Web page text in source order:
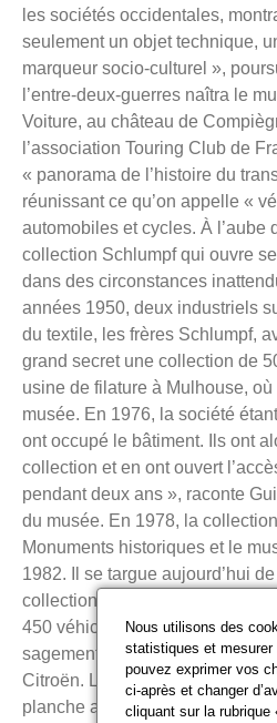
les sociétés occidentales,
seulement un objet technique,
marqueur socio-culturel »,
l’entre-deux-guerres naîtra le
Voiture, au château de
l’association Touring Club de
« panorama de l’histoire du
réunissant ce qu’on appelle «
automobiles et cycles. À l’aube
collection Schlumpf qui ouvre
dans des circonstances
années 1950, deux industriels
du textile, les frères Schlumpf,
grand secret une collection de
usine de filature à Mulhouse,
musée. En 1976, la société
ont occupé le bâtiment. Ils ont
collection et en ont ouvert
pendant deux ans », raconte
du musée. En 1978, la
Monuments historiques et le
1982. Il se targue aujourd’hui
collection d’automobiles du
450 véhicules sur plus de 20
sagement garées Bugatti,
Citroën. L’établissement,
planche aujourd’hui sur un
Nous utilisons des
statistiques et mesurer
pouvez exprimer vos
ci-après et changer
cliquant sur la